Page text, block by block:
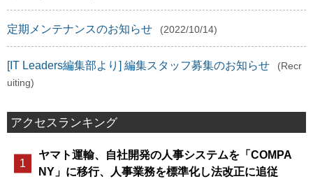
定期メンテナンスのお知らせ (2022/10/14)
[IT Leaders編集部より] 編集スタッフ募集のお知らせ
(Recr
uiting)
アクセスランキング
ヤマト運輸、自社開発の人事システムを「COMPA
NY」に移行、人事業務を標準化し法改正に追従